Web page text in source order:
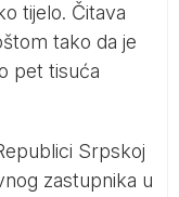
tijelo. Čitava
tako da je
pet tisuća
Srpskoj
zastupnika u